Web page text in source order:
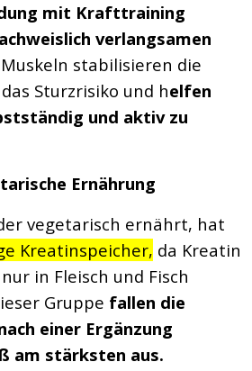
mit Krafttraining
verlangsamen
stabilisieren die
Sturzrisiko und helfen
und aktiv zu
Ernährung
vegetarisch ernährt, hat
Kreatinspeicher, da Kreatin
in Fleisch und Fisch
Gruppe fallen die
einer Ergänzung
am stärksten aus.